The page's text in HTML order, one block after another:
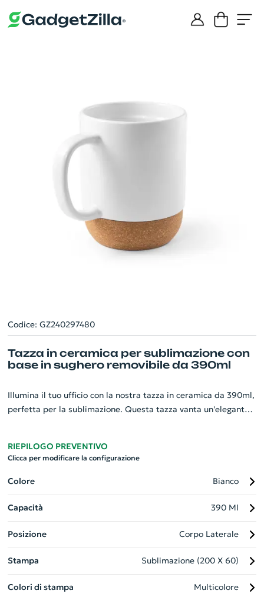
Codice: GZ240297480
Tazza in ceramica per sublimazione con
base in sughero removibile da 390ml
Illumina il tuo ufficio con la nostra tazza in ceramica da 390ml,
perfetta per la sublimazione. Questa tazza vanta un'elegante
Questo gadget aziendale ti permette di godere il tuo caffè
Inoltre, viene fornita in una scatola regalo di carta kraft,
rendendola l'opzione ideale per un regalo aziendale elegante e
personalizzato.
RIEPILOGO PREVENTIVO
Clicca per modificare la configurazione
Colore Bianco
Capacità 390 Ml
Posizione Corpo Laterale
Stampa Sublimazione (200 X 60)
Colori di stampa Multicolore